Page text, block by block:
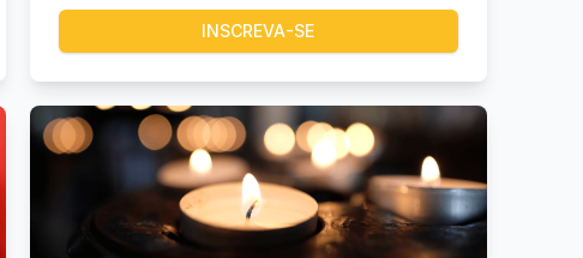
INSCREVA-SE